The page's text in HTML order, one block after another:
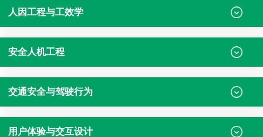
人因工程与工效学
安全人机工程
交通安全与驾驶行为
用户体验与交互设计